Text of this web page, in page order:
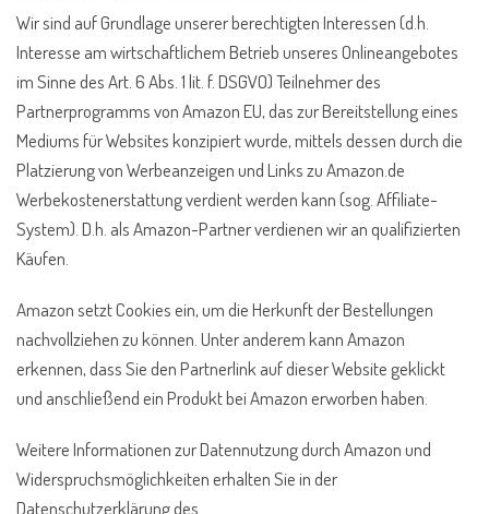
Wir sind auf Grundlage unserer berechtigten Interessen (d.h.
Interesse am wirtschaftlichem Betrieb unseres Onlineangebotes
im Sinne des Art. 6 Abs. 1 lit. f. DSGVO) Teilnehmer des
Partnerprogramms von Amazon EU, das zur Bereitstellung eines
Mediums für Websites konzipiert wurde, mittels dessen durch die
Platzierung von Werbeanzeigen und Links zu Amazon.de
Werbekostenerstattung verdient werden kann (sog. Affiliate-
System). D.h. als Amazon-Partner verdienen wir an qualifizierten
Käufen.
Amazon setzt Cookies ein, um die Herkunft der Bestellungen
nachvollziehen zu können. Unter anderem kann Amazon
erkennen, dass Sie den Partnerlink auf dieser Website geklickt
und anschließend ein Produkt bei Amazon erworben haben.
Weitere Informationen zur Datennutzung durch Amazon und
Widerspruchsmöglichkeiten erhalten Sie in der
Datenschutzerklärung des